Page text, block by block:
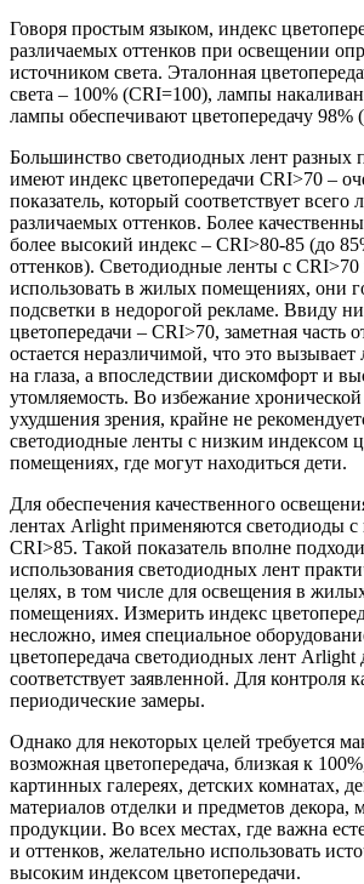
Говоря простым языком, индекс
различаемых оттенков при освещении
источником света. Эталонная
света – 100% (CRI=100), лампы
лампы обеспечивают цветопередачу 98%
Большинство светодиодных лент разных
имеют индекс цветопередачи CRI>70 –
показатель, который соответствует всего
различаемых оттенков. Более
более высокий индекс – CRI>80-85 (до
оттенков). Светодиодные ленты с CRI>70
использовать в жилых помещениях, они
подсветки в недорогой рекламе. Ввиду
цветопередачи – CRI>70, заметная часть
остается неразличимой, что это
на глаза, а впоследствии дискомфорт и
утомляемость. Во избежание хронической
ухудшения зрения, крайне не
светодиодные ленты с низким индексом
помещениях, где могут находиться дети.
Для обеспечения качественного
лентах Arlight применяются светодиоды с
CRI>85. Такой показатель вполне
использования светодиодных лент
целях, в том числе для освещения в
помещениях. Измерить индекс
несложно, имея специальное
цветопередача светодиодных лент Arlight
соответствует заявленной. Для контроля
периодические замеры.
Однако для некоторых целей требуется
возможная цветопередача, близкая к
картинных галереях, детских комнатах,
материалов отделки и предметов декора,
продукции. Во всех местах, где важна
и оттенков, желательно использовать
высоким индексом цветопередачи.